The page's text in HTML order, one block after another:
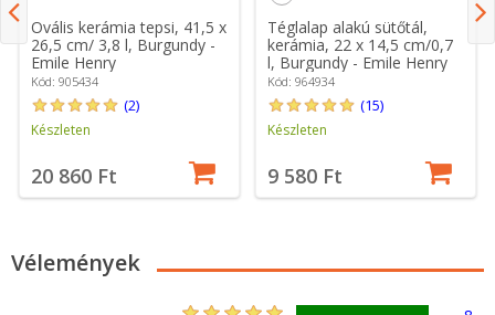
Ovális kerámia tepsi, 41,5 x
26,5 cm/ 3,8 l, Burgundy -
Emile Henry
Kód: 905434
(2)
Készleten
20 860 Ft
Téglalap alakú sütőtál,
kerámia, 22 x 14,5 cm/0,7
l, Burgundy - Emile Henry
Kód: 964934
(15)
Készleten
9 580 Ft
Vélemények